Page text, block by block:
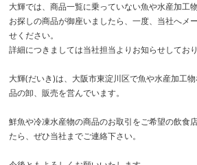
大輝では、商品一覧に乗っていない魚や水産加工
お探しの商品が御座いましたら、一度、当社へメ
せください。
詳細につきましては当社担当よりお知らせしており
大輝(だいき)は、大阪市東淀川区で魚や水産加工
品の卸、販売を営んでいます。
鮮魚や冷凍水産物の商品のお取引をご希望の飲食
たら、ぜひ当社までご連絡下さい。